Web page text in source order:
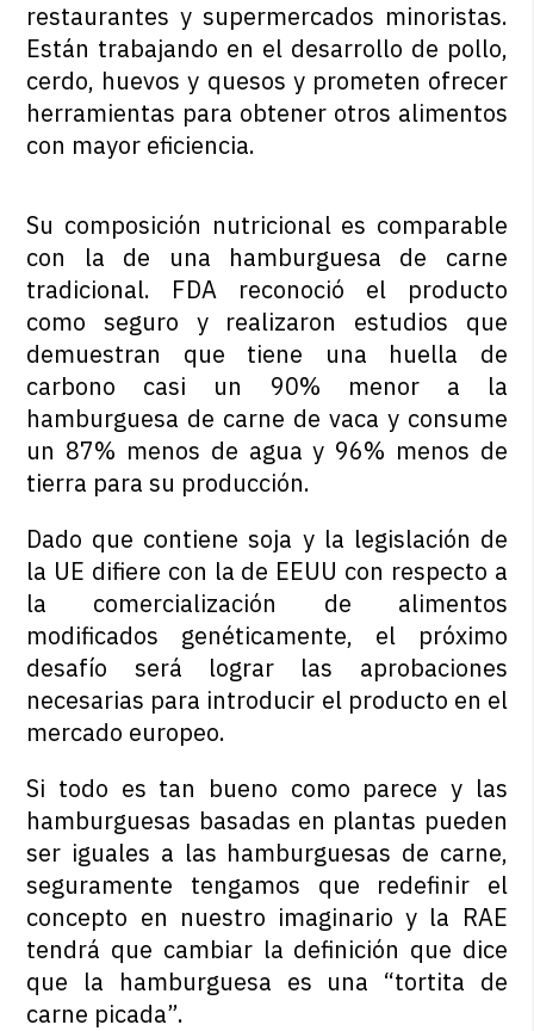
restaurantes y supermercados minoristas.
Están trabajando en el desarrollo de pollo,
cerdo, huevos y quesos y prometen ofrecer
herramientas para obtener otros alimentos
con mayor eficiencia.
Su composición nutricional es comparable
con la de una hamburguesa de carne
tradicional. FDA reconoció el producto
como seguro y realizaron estudios que
demuestran que tiene una huella de
carbono casi un 90% menor a la
hamburguesa de carne de vaca y consume
un 87% menos de agua y 96% menos de
tierra para su producción.
Dado que contiene soja y la legislación de
la UE difiere con la de EEUU con respecto a
la comercialización de alimentos
modificados genéticamente, el próximo
desafío será lograr las aprobaciones
necesarias para introducir el producto en el
mercado europeo.
Si todo es tan bueno como parece y las
hamburguesas basadas en plantas pueden
ser iguales a las hamburguesas de carne,
seguramente tengamos que redefinir el
concepto en nuestro imaginario y la RAE
tendrá que cambiar la definición que dice
que la hamburguesa es una “tortita de
carne picada”.